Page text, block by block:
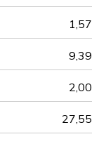
1,57
9,39
2,00
27,55